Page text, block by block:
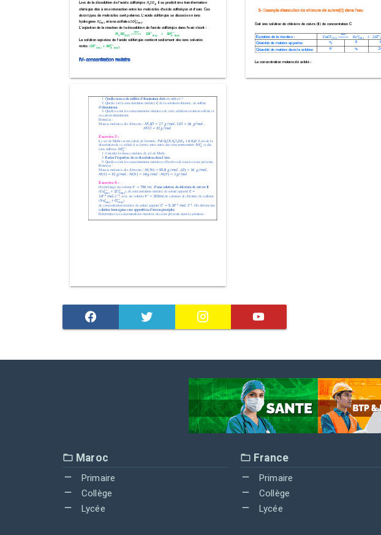
Maroc
Primaire
Collège
Lycée
France
Primaire
Collège
Lycée